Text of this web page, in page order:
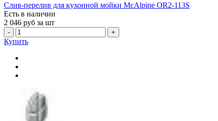
Слив-перелив для кухонной мойки McAlpine OR2-113S
Есть в наличии
2 046 руб за шт
- +
Купить